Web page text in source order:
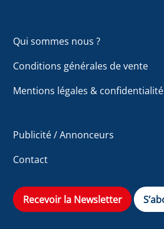
Qui sommes nous ?
Conditions générales de vente
Mentions légales & confidentialité
Publicité / Annonceurs
Contact
Recevoir la Newsletter